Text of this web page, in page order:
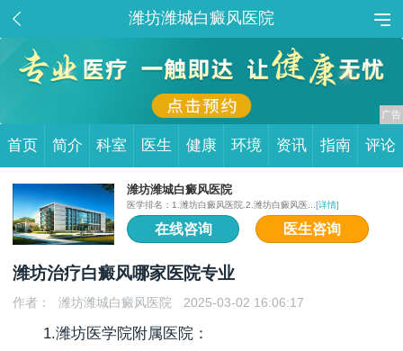
潍坊潍城白癜风医院
首页 简介 科室 医生 健康 环境 资讯 指南 评论
潍坊潍城白癜风医院
医学排名：1.潍坊白癜风医院.2.潍坊白癜风医... [详情]
在线咨询 医生咨询
潍坊治疗白癜风哪家医院专业
作者： 潍坊潍城白癜风医院 2025-03-02 16:06:17
1.潍坊医学院附属医院：